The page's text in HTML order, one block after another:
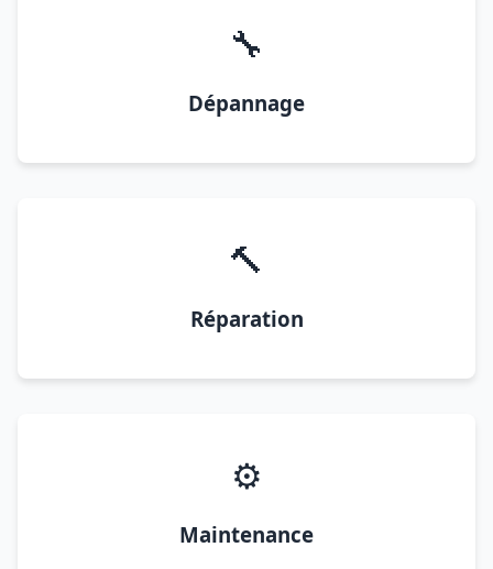
🔧
Dépannage
🔨
Réparation
⚙️
Maintenance